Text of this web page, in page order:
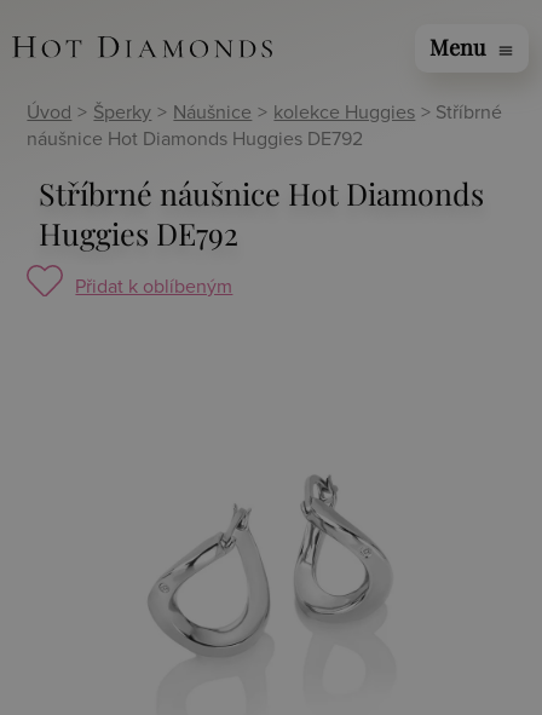
Menu menu
Úvod > Šperky > Náušnice > kolekce Huggies > Stříbrné
náušnice Hot Diamonds Huggies DE792
Stříbrné náušnice Hot Diamonds
Huggies DE792
Přidat k oblíbeným